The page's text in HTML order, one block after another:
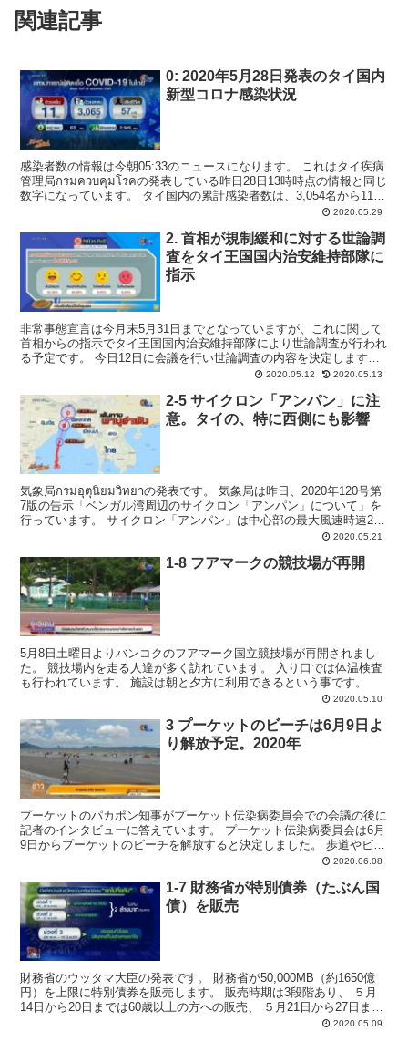
関連記事
0: 2020年5月28日発表のタイ国内
新型コロナ感染状況
感染者数の情報は今朝05:33のニュースになります。 これはタイ疾病
管理局กรมควบคุมโรคの発表している昨日28日13時時点の情報と同じ
数字になっています。 タイ国内の累計感染者数は、3,054名から11名
2020.05.29
2. 首相が規制緩和に対する世論調
査をタイ王国国内治安維持部隊に
指示
非常事態宣言は今月末5月31日までとなっていますが、これに関して
首相からの指示でタイ王国国内治安維持部隊により世論調査が行われ
る予定です。 今日12日に会議を行い世論調査の内容を決定します。
2020.05.12 2020.05.13
2-5 サイクロン「アンパン」に注
意。タイの、特に西側にも影響
気象局กรมอุตุนิยมวิทยาの発表です。 気象局は昨日、2020年120号第
7版の告示「ベンガル湾周辺のサイクロン「アンパン」について」を
行っています。 サイクロン「アンパン」は中心部の最大風速時速220
2020.05.21
1-8 フアマークの競技場が再開
5月8日土曜日よりバンコクのフアマーク国立競技場が再開されまし
た。 競技場内を走る人達が多く訪れています。 入り口では体温検査
も行われています。 施設は朝と夕方に利用できるという事です。
2020.05.10
3 プーケットのビーチは6月9日よ
り解放予定。2020年
プーケットのパカポン知事がプーケット伝染病委員会での会議の後に
記者のインタビューに答えています。 プーケット伝染病委員会は6月
9日からプーケットのビーチを解放すると決定しました。 歩道やビー
チなど公共の場の整備徹底のため関係各所と協力してい... 2020.06.08
1-7 財務省が特別債券（たぶん国
債）を販売
財務省のウッタマ大臣の発表です。 財務省が50,000MB（約1650億
円）を上限に特別債券を販売します。 販売時期は3段階あり、 ５月
14日から20日までは60歳以上の方への販売、 ５月21日から27日まで
2020.05.09